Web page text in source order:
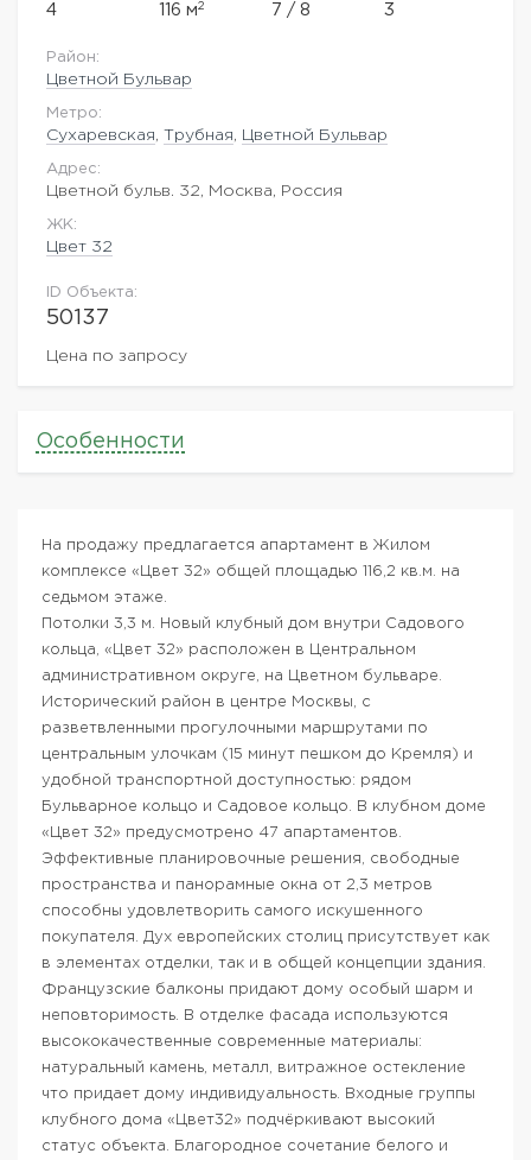
4 116 м2 7 / 8 3
Район:
Цветной Бульвар
Метро:
Сухаревская Трубная Цветной Бульвар
Адрес:
Цветной бульв. 32, Москва, Россия
ЖK:
Цвет 32
ID Объекта:
50137
Цена по запросу
Особенности
На продажу предлагается апартамент в Жилом
комплексе «Цвет 32» общей площадью 116,2 кв.м. на
седьмом этаже.
Потолки 3,3 м. Новый клубный дом внутри Садового
кольца, «Цвет 32» расположен в Центральном
административном округе, на Цветном бульваре.
Исторический район в центре Москвы, с
разветвленными прогулочными маршрутами по
центральным улочкам (15 минут пешком до Кремля) и
удобной транспортной доступностью: рядом
Бульварное кольцо и Садовое кольцо. В клубном доме
«Цвет 32» предусмотрено 47 апартаментов.
Эффективные планировочные решения, свободные
пространства и панорамные окна от 2,3 метров
способны удовлетворить самого искушенного
покупателя. Дух европейских столиц присутствует как
в элементах отделки, так и в общей концепции здания.
Французские балконы придают дому особый шарм и
неповторимость. В отделке фасада используются
высококачественные современные материалы:
натуральный камень, металл, витражное остекление
что придает дому индивидуальность. Входные группы
клубного дома «Цвет32» подчёркивают высокий
статус объекта. Благородное сочетание белого и